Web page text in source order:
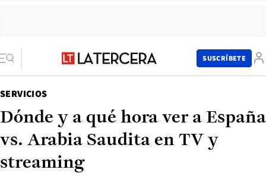
SUSCRÍBETE
SERVICIOS
Dónde y a qué hora ver a España
vs. Arabia Saudita en TV y
streaming